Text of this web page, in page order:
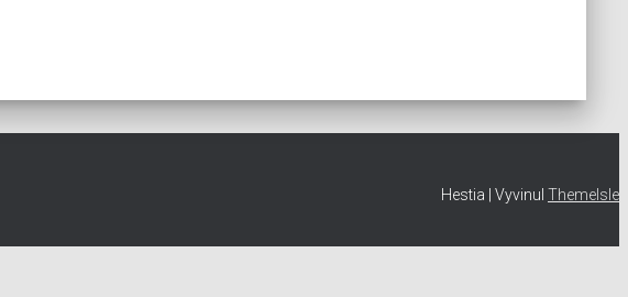
Hestia | Vyvinul ThemeIsle